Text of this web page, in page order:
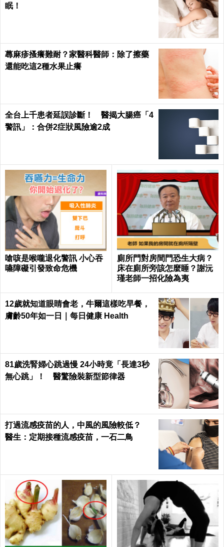
眠！
蕁麻疹搔癢難耐？家醫科醫師：除了擦藥
還能吃這2種水果止癢
全台上千患者延誤診斷！ 醫揭大腸癌「4
警訊」：合併2症狀風險逾2成
嗆咳是喉嚨退化警訊 小心吞
嚥障礙引發致命危機
廁所門對房間門恐生大病？
床在廁所旁該怎麼睡？謝沅
瑾老師一招化險為夷
12歲就知道眼睛會老，牛爾這樣吃早餐，
膚齡50年如一日｜每日健康 Health
81歲洗腎婦心跳過慢 24小時竟「長達3秒
無心跳」！ 醫驚險裝新型節律器
打過流感疫苗的人，中風的風險較低？
醫生：定期接種流感疫苗，一石二鳥